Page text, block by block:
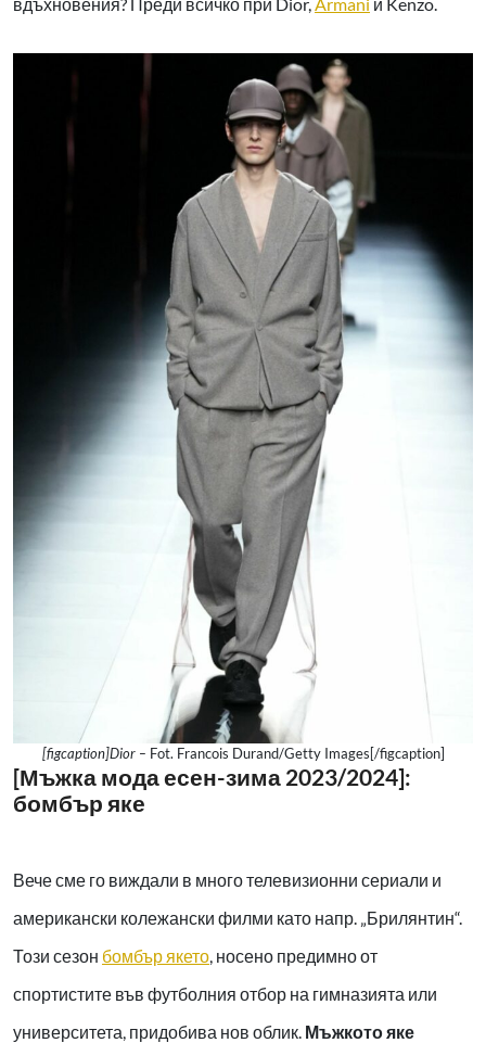
[figcaption]Dior – Fot. Francois Durand/Getty Images[/figcaption]
[Мъжка мода есен-зима 2023/2024]:
бомбър яке
Вече сме го виждали в много телевизионни сериали и
американски колежански филми като напр. „Брилянтин“.
Този сезон бомбър якето , носено предимно от
спортистите във футболния отбор на гимназията или
университета, придобива нов облик. Мъжкото яке